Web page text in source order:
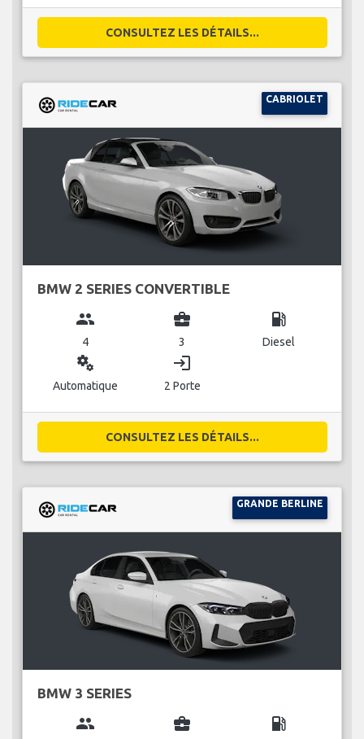
CONSULTEZ LES DÉTAILS...
CABRIOLET
BMW 2 SERIES CONVERTIBLE
group
4
business_center
3
local_gas_station
Diesel
miscellaneous_services
Automatique
login
2 Porte
CONSULTEZ LES DÉTAILS...
GRANDE BERLINE
BMW 3 SERIES
group business_center local_gas_station